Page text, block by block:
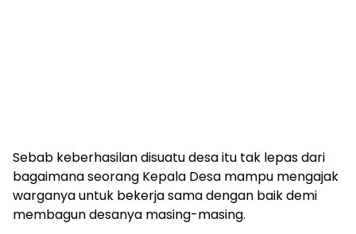
Sebab keberhasilan disuatu desa itu tak lepas dari
bagaimana seorang Kepala Desa mampu mengajak
warganya untuk bekerja sama dengan baik demi
membagun desanya masing-masing.